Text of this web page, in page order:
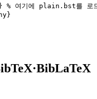
% 여기에 plain.bst를 로